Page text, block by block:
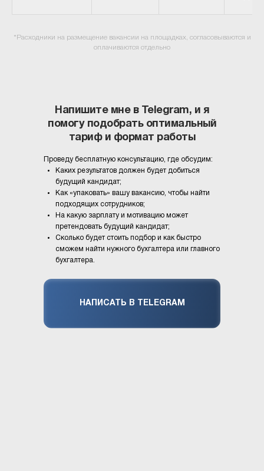
*Расходники на размещение вакансии на площадках, согласовываются и
оплачиваются отдельно
Напишите мне в Telegram, и я
помогу подобрать оптимальный
тариф и формат работы
Проведу бесплатную консультацию, где обсудим:
Каких результатов должен будет добиться
будущий кандидат;
Как «упаковать» вашу вакансию, чтобы найти
подходящих сотрудников;
На какую зарплату и мотивацию может
претендовать будущий кандидат;
Сколько будет стоить подбор и как быстро
сможем найти нужного бухгалтера или главного
бухгалтера.
НАПИСАТЬ В TELEGRAM